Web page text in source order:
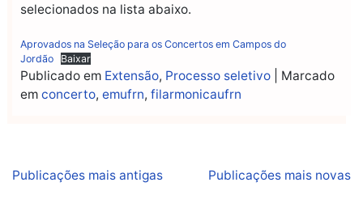
selecionados na lista abaixo.
Aprovados na Seleção para os Concertos em Campos do
Jordão
Baixar
Publicado em Extensão, Processo seletivo
Marcado
em concerto, emufrn, filarmonicaufrn
Navegação
Publicações mais antigas Publicações mais novas